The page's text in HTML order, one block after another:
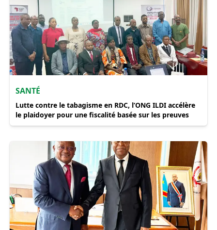
​SANTÉ
Lutte contre le tabagisme en RDC, l’ONG ILDI accélère
le plaidoyer pour une fiscalité basée sur les preuves